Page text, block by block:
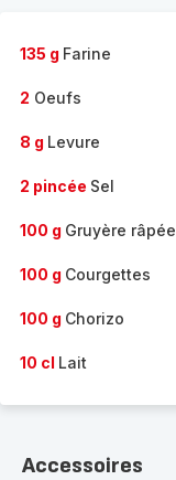
135 g Farine
2 Oeufs
8 g Levure
2 pincée Sel
100 g Gruyère râpée
100 g Courgettes
100 g Chorizo
10 cl Lait
Accessoires